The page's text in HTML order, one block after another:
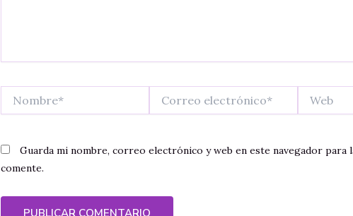
electrónico*
Guarda mi nombre, correo electrónico y web en este navegador para
comente.